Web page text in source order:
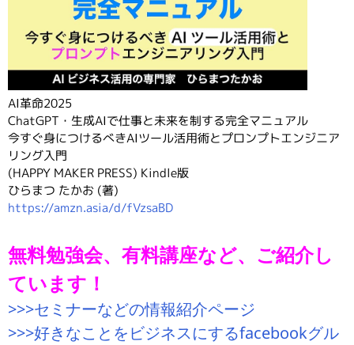
AI革命2025
ChatGPT・生成AIで仕事と未来を制する完全マニュアル
今すぐ身につけるべきAIツール活用術とプロンプトエンジニア
リング入門
(HAPPY MAKER PRESS) Kindle版
ひらまつ たかお (著)
https://amzn.asia/d/fVzsaBD
無料勉強会、有料講座など、ご紹介し
ています！
>>>セミナーなどの情報紹介ページ
>>>好きなことをビジネスにするfacebookグル